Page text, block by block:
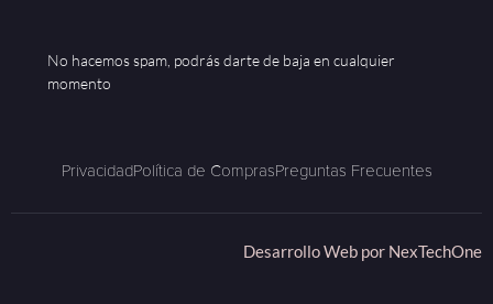
No hacemos spam, podrás darte de baja en cualquier
momento
PrivacidadPolítica de ComprasPreguntas Frecuentes
Desarrollo Web por NexTechOne